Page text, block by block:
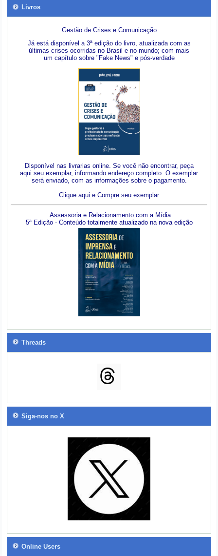
Livros
Gestão de Crises e Comunicação
Já está disponível a 3ª edição do livro, atualizada com as
últimas crises ocorridas no Brasil e no mundo; com mais
um capítulo sobre "Fake News" e pós-verdade
Disponível nas livrarias online. Se você não encontrar, peça
aqui seu exemplar, informando endereço completo. O exemplar
será enviado, com as informações sobre o pagamento.
Clique aqui e Compre seu exemplar
Assessoria e Relacionamento com a Mídia
5ª Edição - Conteúdo totalmente atualizado na nova edição
Threads
Siga-nos no X
Online Users